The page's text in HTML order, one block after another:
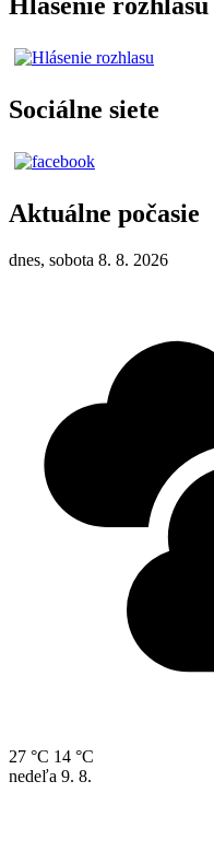
Hlásenie rozhlasu
Sociálne siete
Aktuálne počasie
dnes, sobota 8. 8. 2026
27 °C 14 °C
nedeľa 9. 8.